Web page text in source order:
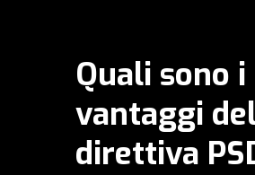
Quali sono i
vantaggi
direttiva